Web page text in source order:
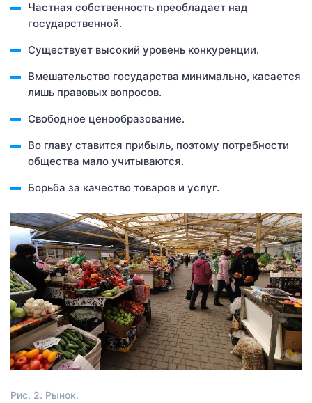
Частная собственность преобладает над
государственной.
Существует высокий уровень конкуренции.
Вмешательство государства минимально, касается
лишь правовых вопросов.
Свободное ценообразование.
Во главу ставится прибыль, поэтому потребности
общества мало учитываются.
Борьба за качество товаров и услуг.
Рис. 2. Рынок.